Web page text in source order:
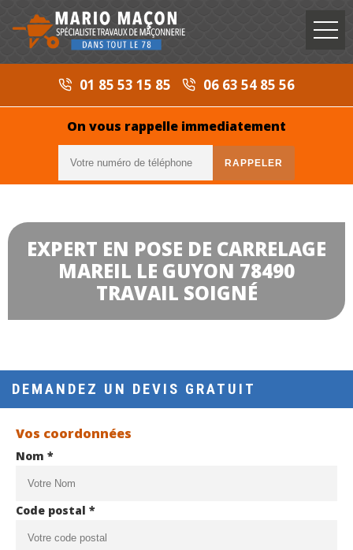
01 85 53 15 85 06 63 54 85 56
On vous rappelle immediatement
EXPERT EN POSE DE CARRELAGE
MAREIL LE GUYON 78490
TRAVAIL SOIGNÉ
DEMANDEZ UN DEVIS GRATUIT
Vos coordonnées
Nom *
Code postal *